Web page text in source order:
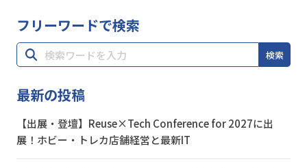
フリーワードで検索
検索
最新の投稿
【出展・登壇】Reuse×Tech Conference for 2027に出
展！ホビー・トレカ店舗経営と最新IT